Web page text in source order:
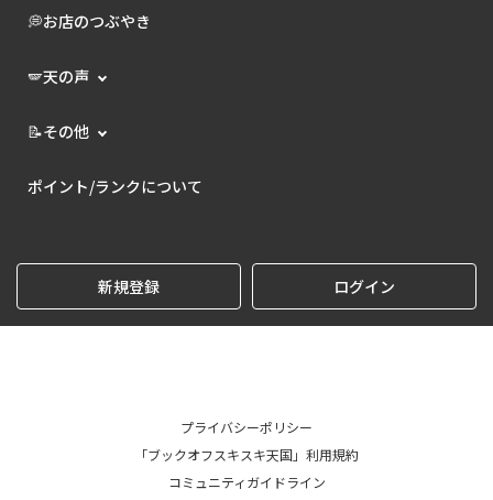
💭お店のつぶやき
🪽天の声
📝その他
ポイント/ランクについて
新規登録 ログイン
プライバシーポリシー
「ブックオフスキスキ天国」利用規約
コミュニティガイドライン